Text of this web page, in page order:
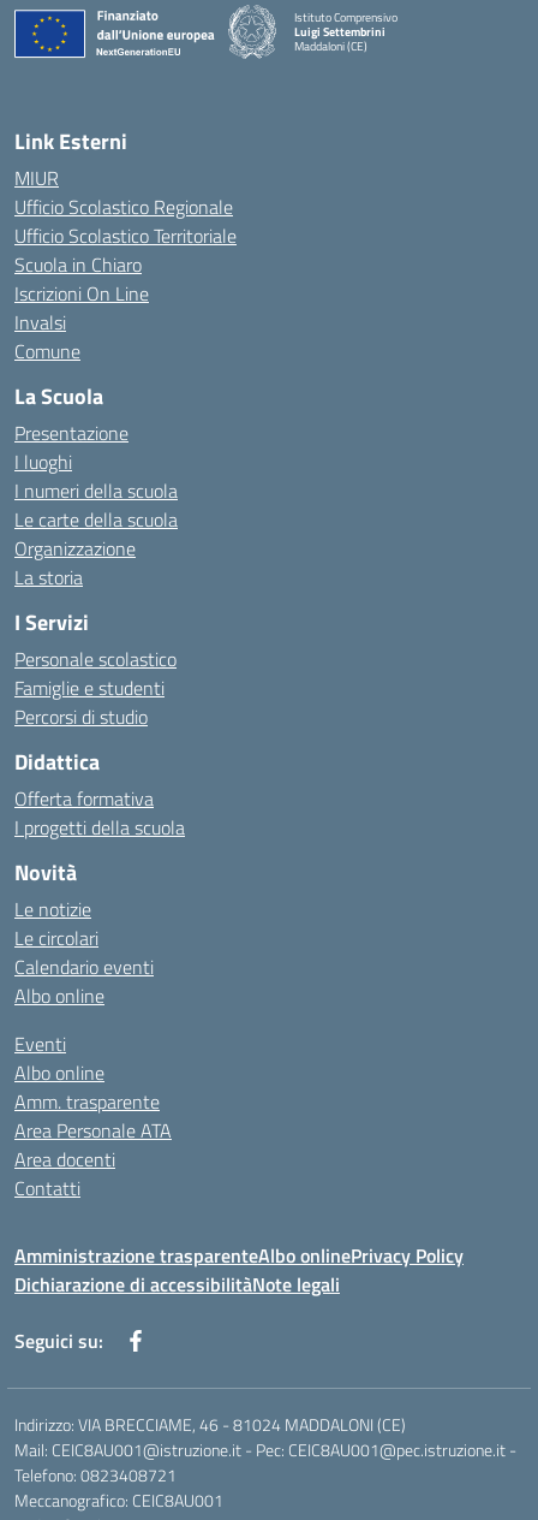
Istituto Comprensivo
Luigi Settembrini
Maddaloni (CE)
Link Esterni
MIUR
Ufficio Scolastico Regionale
Ufficio Scolastico Territoriale
Scuola in Chiaro
Iscrizioni On Line
Invalsi
Comune
La Scuola
Presentazione
I luoghi
I numeri della scuola
Le carte della scuola
Organizzazione
La storia
I Servizi
Personale scolastico
Famiglie e studenti
Percorsi di studio
Didattica
Offerta formativa
I progetti della scuola
Novità
Le notizie
Le circolari
Calendario eventi
Albo online
Eventi
Albo online
Amm. trasparente
Area Personale ATA
Area docenti
Contatti
Amministrazione trasparenteAlbo onlinePrivacy Policy
Dichiarazione di accessibilitàNote legali
Seguici su:
Indirizzo: VIA BRECCIAME, 46 - 81024 MADDALONI (CE)
Mail: CEIC8AU001@istruzione.it - Pec: CEIC8AU001@pec.istruzione.it -
Telefono: 0823408721
Meccanografico: CEIC8AU001